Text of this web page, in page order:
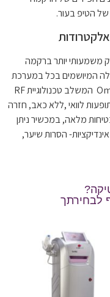
הטיפ בעור.
משמעותי יותר ברקמה
המיושמים בכל במערכת
משולבת טכנולוגיות במכשיר ה – Omnimax S3 המשלב טכנולוגיית RF
לוואי ,ללא כאב, חזרה
מלאה, במכשיר ניתן
הסרות שיער,
לבחירתך